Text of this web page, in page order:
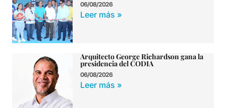
06/08/2026
Leer más »
Arquitecto George Richardson gana la
presidencia del CODIA
06/08/2026
Leer más »